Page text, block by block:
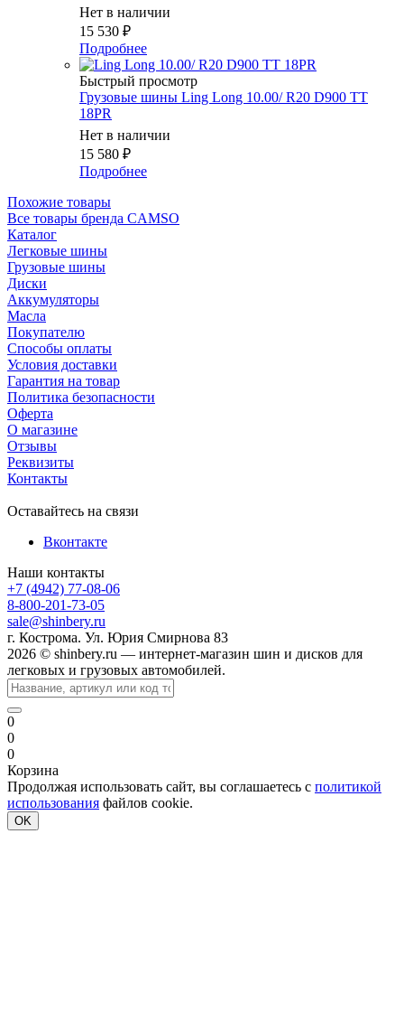
Нет в наличии
15 530 ₽
Подробнее
Быстрый просмотр
Грузовые шины Ling Long 10.00/ R20 D900 TT
18PR
Нет в наличии
15 580 ₽
Подробнее
Похожие товары
Все товары бренда CAMSO
Каталог
Легковые шины
Грузовые шины
Диски
Аккумуляторы
Масла
Покупателю
Способы оплаты
Условия доставки
Гарантия на товар
Политика безопасности
Оферта
О магазине
Отзывы
Реквизиты
Контакты
Оставайтесь на связи
Вконтакте
Наши контакты
+7 (4942) 77-08-06
8-800-201-73-05
sale@shinbery.ru
г. Кострома. Ул. Юрия Смирнова 83
2026 © shinbery.ru — интернет-магазин шин и дисков для
легковых и грузовых автомобилей.
0
0
0
Корзина
Продолжая использовать сайт, вы соглашаетесь с политикой
использования файлов cookie.
OK